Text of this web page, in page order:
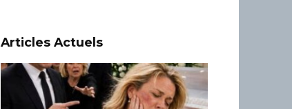
Articles Actuels